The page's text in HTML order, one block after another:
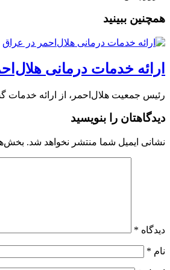
همچنین ببینید
ارائه خدمات درمانی
رئیس جمعیت هلال‌احمر، از ارائه خدمات
دیدگاهتان را بنویسید
نشانی ایمیل شما منتشر نخواهد شد.
دیدگاه *
نام *